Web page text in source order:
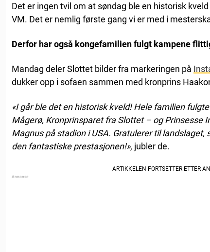
Det er ingen tvil om at søndag ble en historisk
VM. Det er nemlig første gang vi er med i
Derfor har også kongefamilien fulgt kampene
Mandag deler Slottet bilder fra markeringen på
dukker opp i sofaen sammen med kronprins
«I går ble det en historisk kveld! Hele familien
Mågerø, Kronprinsparet fra Slottet – og Prinsesse
Magnus på stadion i USA. Gratulerer til
den fantastiske prestasjonen!», jubler de.